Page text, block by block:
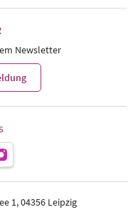
Newsletter
1, 04356 Leipzig